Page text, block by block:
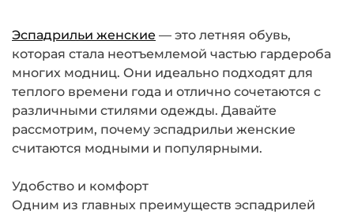
Эспадрильи женские — это летняя обувь,
которая стала неотъемлемой частью гардероба
многих модниц. Они идеально подходят для
теплого времени года и отлично сочетаются с
различными стилями одежды. Давайте
рассмотрим, почему эспадрильи женские
считаются модными и популярными.
Удобство и комфорт
Одним из главных преимуществ эспадрилей